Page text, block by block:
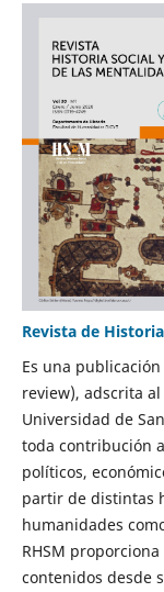
Revista de
Es una
review), adscrita
Universidad de
toda contribución
políticos,
partir de distintas
humanidades
RHSM
contenidos desde